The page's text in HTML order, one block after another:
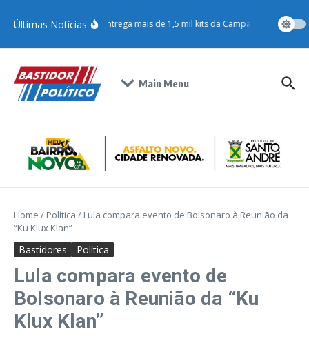
Últimas Notícias
Jéssica Roberta entrega mais de 1,5 mil kits da Campanha do
Main Menu
Home / Política / Lula compara evento de Bolsonaro à Reunião da
“Ku Klux Klan”
Bastidores Política
Lula compara evento de
Bolsonaro à Reunião da “Ku
Klux Klan”